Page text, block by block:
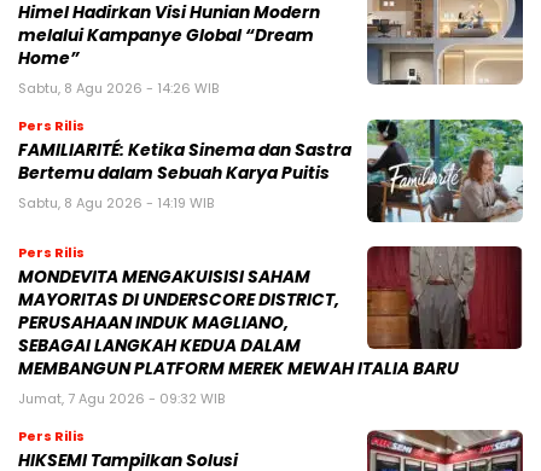
Himel Hadirkan Visi Hunian Modern
melalui Kampanye Global “Dream
Home”
Sabtu, 8 Agu 2026 - 14:26 WIB
Pers Rilis
FAMILIARITÉ: Ketika Sinema dan Sastra
Bertemu dalam Sebuah Karya Puitis
Sabtu, 8 Agu 2026 - 14:19 WIB
Pers Rilis
MONDEVITA MENGAKUISISI SAHAM
MAYORITAS DI UNDERSCORE DISTRICT,
PERUSAHAAN INDUK MAGLIANO,
SEBAGAI LANGKAH KEDUA DALAM
MEMBANGUN PLATFORM MEREK MEWAH ITALIA BARU
Jumat, 7 Agu 2026 - 09:32 WIB
Pers Rilis
HIKSEMI Tampilkan Solusi